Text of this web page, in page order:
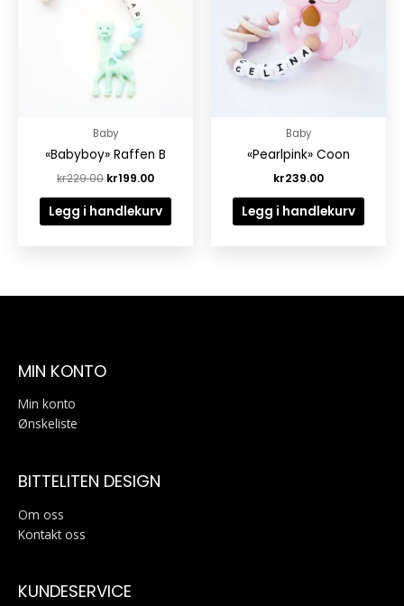
Baby
«Babyboy» Raffen B
kr229.00 kr199.00
Legg i handlekurv
Baby
«Pearlpink» Coon
kr239.00
Legg i handlekurv
MIN KONTO
Min konto
Ønskeliste
BITTELITEN DESIGN
Om oss
Kontakt oss
KUNDESERVICE